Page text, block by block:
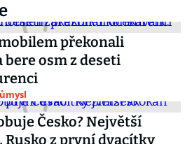
překonali
bere osm z deseti
Česko? Největší
Rusko z první dvacítky